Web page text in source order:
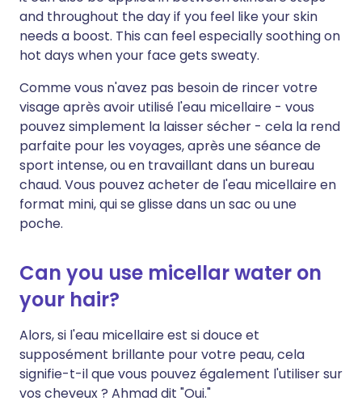
and throughout the day if you feel like your skin
needs a boost. This can feel especially soothing on
hot days when your face gets sweaty.
Comme vous n'avez pas besoin de rincer votre
visage après avoir utilisé l'eau micellaire - vous
pouvez simplement la laisser sécher - cela la rend
parfaite pour les voyages, après une séance de
sport intense, ou en travaillant dans un bureau
chaud. Vous pouvez acheter de l'eau micellaire en
format mini, qui se glisse dans un sac ou une
poche.
Can you use micellar water on
your hair?
Alors, si l'eau micellaire est si douce et
supposément brillante pour votre peau, cela
signifie-t-il que vous pouvez également l'utiliser sur
vos cheveux ? Ahmad dit "Oui."